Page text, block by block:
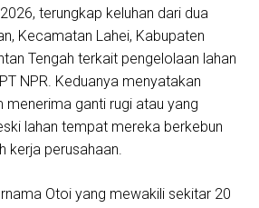
terungkap keluhan dari dua
Kecamatan Lahei, Kabupaten
Tengah terkait pengelolaan lahan
NPR. Keduanya menyatakan
menerima ganti rugi atau yang
lahan tempat mereka berkebun
kerja perusahaan.
Otoi yang mewakili sekitar 20